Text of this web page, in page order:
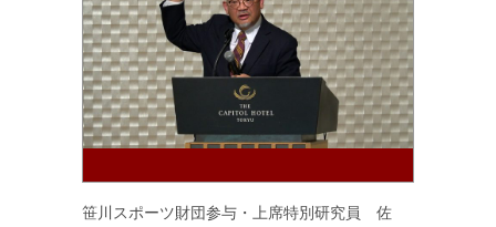
笹川スポーツ財団参与・上席特別研究員 佐